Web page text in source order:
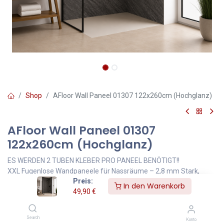
Preis:
49,90 €
In den Warenkorb
Search Konto
Shop AFloor Wall Paneel 01307 122x260cm (Hochglanz)
AFloor Wall Paneel 01307
122x260cm (Hochglanz)
ES WERDEN 2 TUBEN KLEBER PRO PANEEL BENÖTIGT!!
XXL Fugenlose Wandpaneele für Nassräume – 2,8 mm Stark,
122x260 cm, Feuerresistent & Einfach zu Montieren
Unsere XXL Wandpaneele fugenlos (2,8 mm stark, Format: 122 x
260 cm) sind die ideale Lösung für stilvolle Nassraum